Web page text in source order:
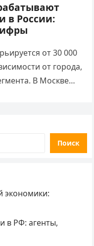
в России:
от 30 000
от города,
В Москве
Поиск
экономики:
в РФ: агенты,